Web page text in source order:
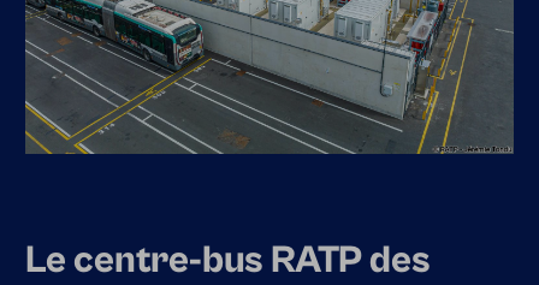
Le centre-bus RATP des